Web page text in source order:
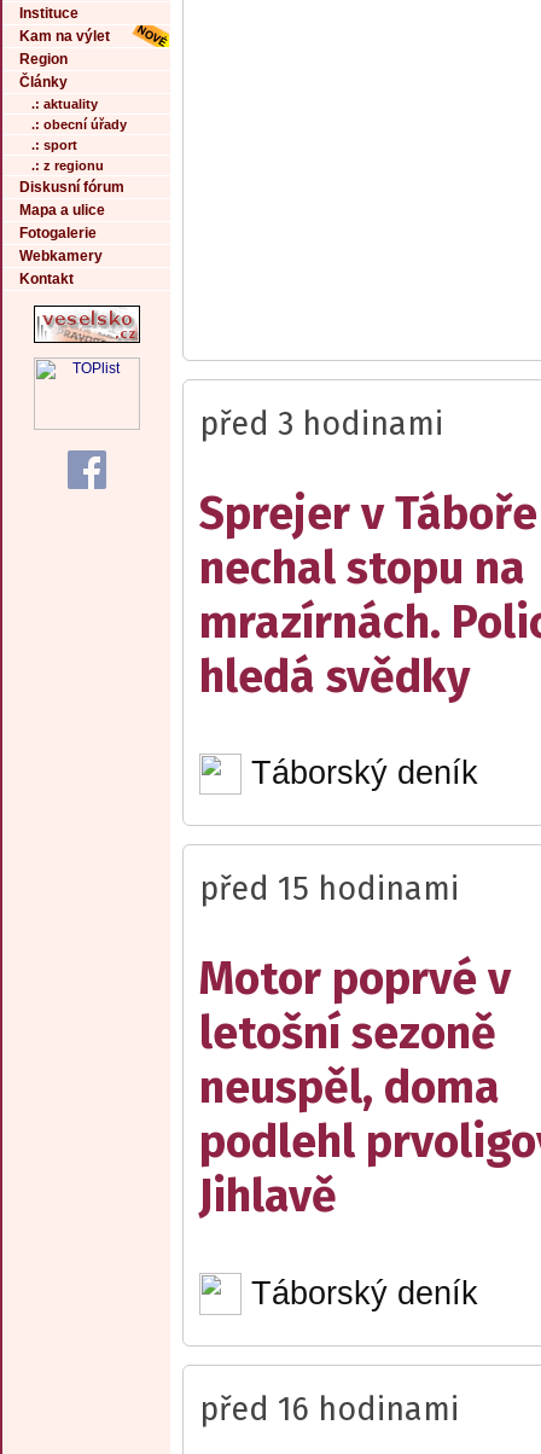
Instituce
Kam na výlet
Region
Články
.: aktuality
.: obecní úřady
.: sport
.: z regionu
Diskusní fórum
Mapa a ulice
Fotogalerie
Webkamery
Kontakt
před 3 hodinami
Sprejer v Táboře
nechal stopu na
mrazírnách.
hledá svědky
Táborský deník
před 15 hodinami
Motor poprvé v
letošní sezoně
neuspěl, doma
podlehl
Jihlavě
Táborský deník
před 16 hodinami